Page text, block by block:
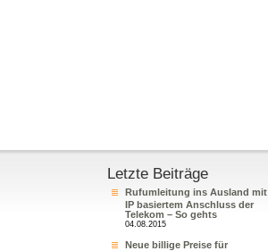
Letzte Beiträge
Rufumleitung ins Ausland mit
IP basiertem Anschluss der
Telekom – So gehts
04.08.2015
Neue billige Preise für